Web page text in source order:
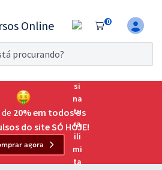
0
grátis por 7 dias!
para o Exame da
para as principais
20% em todos os
do site SÓ HOJE!
agora